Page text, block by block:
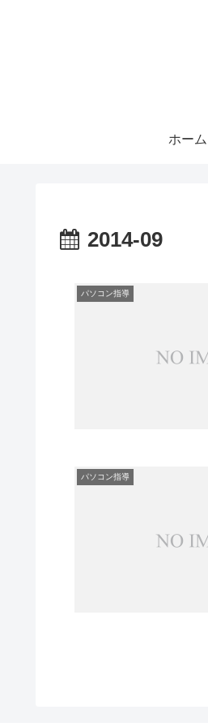
ホーム
2014-09
パソコン指導
パソコン指導